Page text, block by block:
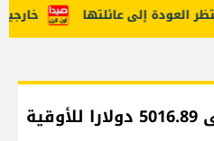
خارجية إلى عائلتها